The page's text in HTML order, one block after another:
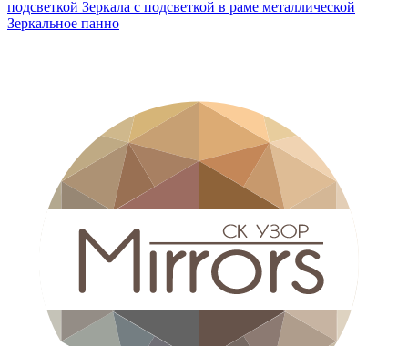
подсветкой Зеркала с подсветкой в раме металлической
Зеркальное панно